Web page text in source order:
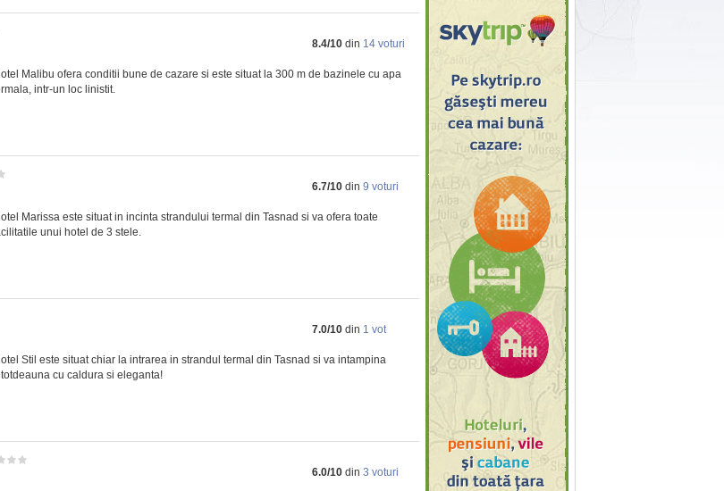
8.4/10din 14voturi
Malibu ofera conditii bune de cazare si este situat la 300 m de bazinele cu apa
intr-un loc linistit.
6.7/10din 9 voturi
Marissa este situat in incinta strandului termal din Tasnad si va ofera toate
unui hotel de 3 stele.
7.0/10din 1 vot
Stil este situat chiar la intrarea in strandul termal din Tasnad si va intampina
cu caldura si eleganta!
6.0/10din 3 voturi